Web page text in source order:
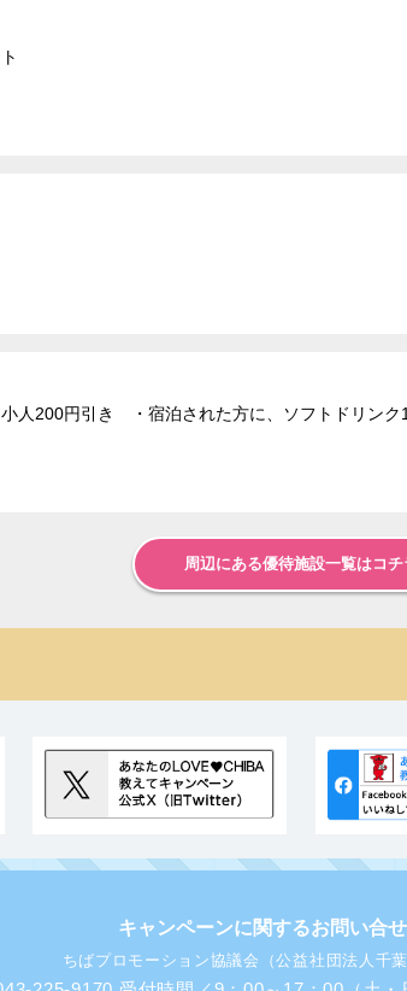
人200円引き ・宿泊された方に、ソフトドリンク
周辺にある優待施設一覧はコチ
キャンペーンに関するお問い合
ちばプロモーション協議会（公益社団法人千